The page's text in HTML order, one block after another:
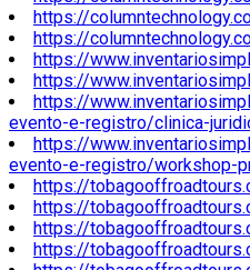
https://
https://
https://
https://
https://
evento-e-registro/clinica-
https://
evento-e-registro/workshop-
https://
https://
https://
https://